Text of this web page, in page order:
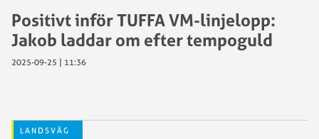
Positivt inför TUFFA VM-linjelopp:
Jakob laddar om efter tempoguld
2025-09-25 | 11:36
LANDSVÄG